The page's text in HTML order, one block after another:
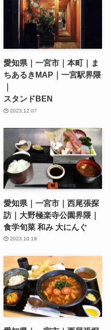
愛知県｜一宮市｜本町｜ま
ちあるきMAP｜一宮駅界隈
スタンドBEN
2023.12.07
愛知県｜一宮市｜西尾張探
訪｜大野極楽寺公園界隈｜
食学旬菜 和み 大にんぐ
2023.10.19